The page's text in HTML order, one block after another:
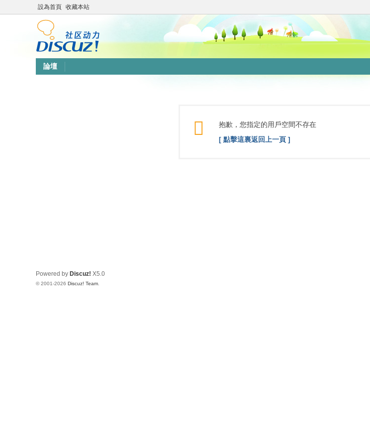
設為首頁 收藏本站
論壇
抱歉，您指定的用戶空間不存在
[ 點擊這裏返回上一頁 ]
Powered by Discuz! X5.0
© 2001-2026 Discuz! Team